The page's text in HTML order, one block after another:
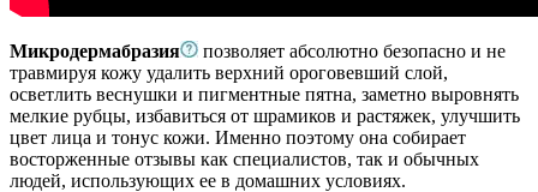
Микродермабразия
позволяет абсолютно безопасно и не
травмируя кожу удалить верхний ороговевший слой,
осветлить веснушки и пигментные пятна, заметно выровнять
мелкие рубцы, избавиться от шрамиков и растяжек, улучшить
цвет лица и тонус кожи. Именно поэтому она собирает
восторженные отзывы как специалистов, так и обычных
людей, использующих ее в домашних условиях.